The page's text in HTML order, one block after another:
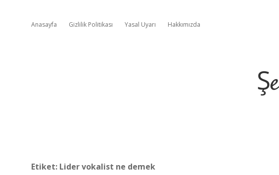
Anasayfa Gizlilik Politikası Yasal Uyarı Hakkımızda
Etiket: Lider vokalist ne demek